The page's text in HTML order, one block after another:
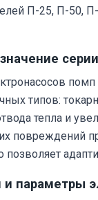
П-25, П-50,
типов:
тепла и
повреждений
позволяет
и параметры